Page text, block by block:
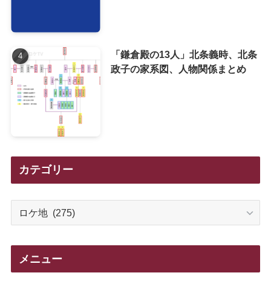
「鎌倉殿の13人」北条義時、北条
政子の家系図、人物関係まとめ
カテゴリー
メニュー